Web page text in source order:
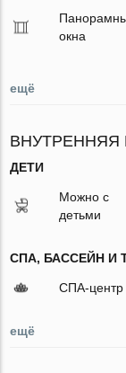
окна
ещё
ВНУТРЕННЯЯ
ДЕТИ
Можно с
детьми
СПА, БАССЕЙН И
СПА-центр
ещё